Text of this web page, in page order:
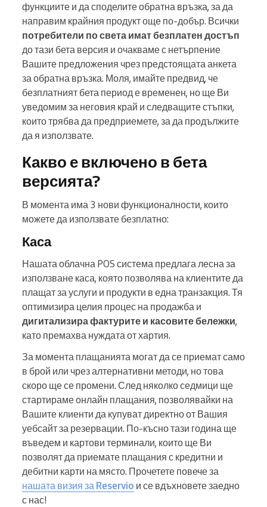
функциите и да споделите обратна връзка, за да
направим крайния продукт още по-добър. Всички
потребители по света имат безплатен достъп
до тази бета версия и очакваме с нетърпение
Вашите предложения чрез предстоящата анкета
за обратна връзка. Моля, имайте предвид, че
безплатният бета период е временен, но ще Ви
уведомим за неговия край и следващите стъпки,
които трябва да предприемете, за да продължите
да я използвате.
Какво е включено в бета
версията?
В момента има 3 нови функционалности, които
можете да използвате безплатно:
Каса
Нашата облачна POS система предлага лесна за
използване каса, която позволява на клиентите да
плащат за услуги и продукти в една транзакция. Тя
оптимизира целия процес на продажба и
дигитализира фактурите и касовите бележки,
като премахва нуждата от хартия.
За момента плащанията могат да се приемат само
в брой или чрез алтернативни методи, но това
скоро ще се промени. След няколко седмици ще
стартираме онлайн плащания, позволявайки на
Вашите клиенти да купуват директно от Вашия
уебсайт за резервации. По-късно тази година ще
въведем и картови терминали, които ще Ви
позволят да приемате плащания с кредитни и
дебитни карти на място. Прочетете повече за
нашата визия за Reservio и се вдъхновете заедно
с нас!